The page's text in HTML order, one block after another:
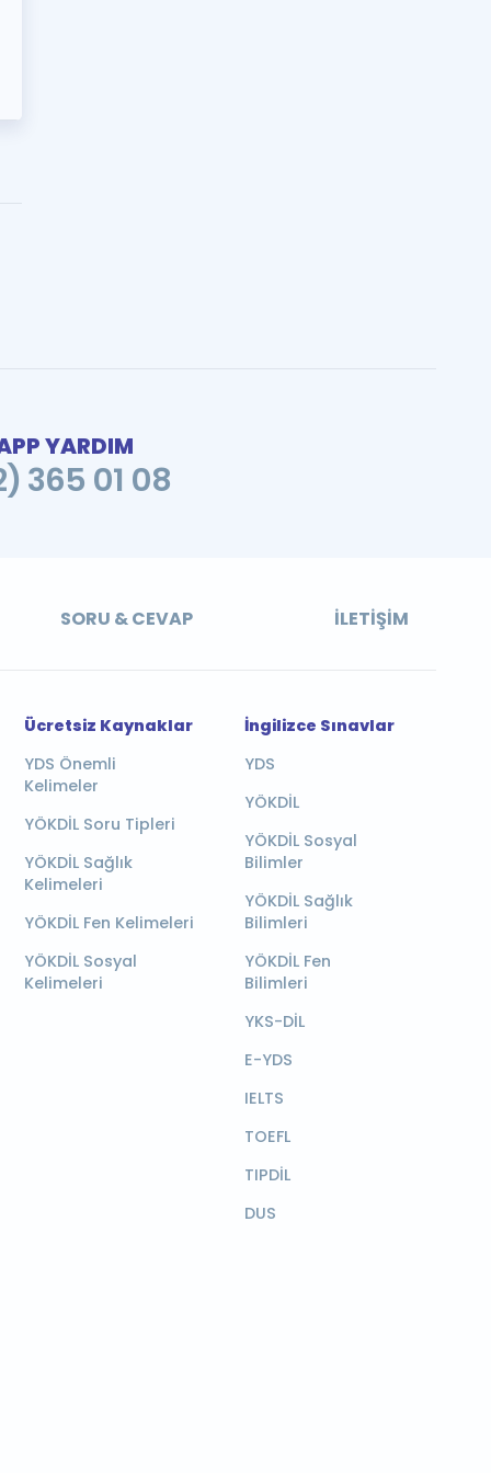
YARDIM
365 01 08
SORU & CEVAP İLETIŞIM
Ücretsiz Kaynaklar
YDS Önemli
Kelimeler
YÖKDİL Soru Tipleri
YÖKDİL Sağlık
Kelimeleri
YÖKDİL Fen Kelimeleri
YÖKDİL Sosyal
Kelimeleri
İngilizce Sınavlar
YDS
YÖKDİL
YÖKDİL Sosyal
Bilimler
YÖKDİL Sağlık
Bilimleri
YÖKDİL Fen
Bilimleri
YKS-DİL
E-YDS
IELTS
TOEFL
TIPDİL
DUS